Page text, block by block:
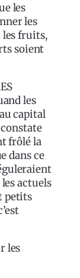
les
les
les fruits,
soient
les
capital
constate
frôlé la
dans ce
actuels
petits
les